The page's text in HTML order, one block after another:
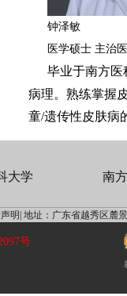
钟泽敏
医学硕士 主治
毕业于南方
病理。熟练掌握
童/遗传性皮肤病
大学 南
明| 地址：广东省越秀区麓
号